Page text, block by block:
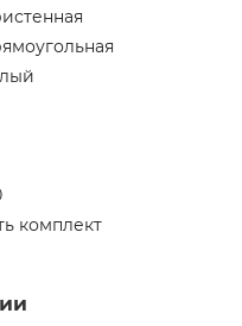
комплект